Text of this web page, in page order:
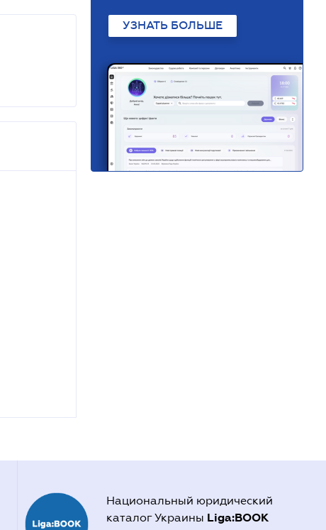
УЗНАТЬ БОЛЬШЕ
Национальный юридический
каталог Украины Liga:BOOK